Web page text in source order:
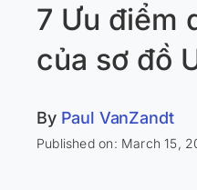
7 Ưu điểm
của sơ đồ
By Paul VanZandt
Published on: March 15,